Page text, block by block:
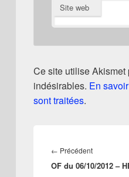
Site web
Ce site utilise Akismet
indésirables. En
sont traitées.
de
l’article
← PrécédentArticle
précédent
OF du 06/10/2012 –